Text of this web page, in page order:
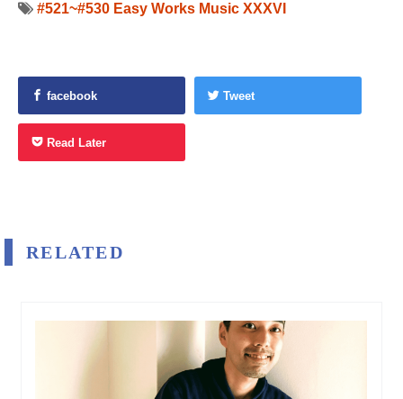
#521~#530 Easy Works Music XXXVI
facebook Tweet
Read Later
RELATED